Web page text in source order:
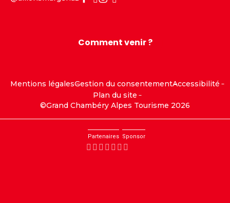
Comment venir ?
Mentions légalesGestion du consentementAccessibilité
Plan du site
©Grand Chambéry Alpes Tourisme 2026
Partenaires Sponsor